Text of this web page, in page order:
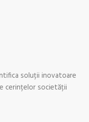
soluții inovatoare
cerințelor societății